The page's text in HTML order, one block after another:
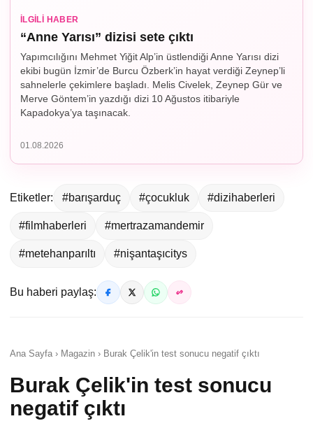
İLGILI HABER
“Anne Yarısı” dizisi sete çıktı
Yapımcılığını Mehmet Yiğit Alp’in üstlendiği Anne Yarısı dizi
ekibi bugün İzmir’de Burcu Özberk’in hayat verdiği Zeynep’li
sahnelerle çekimlere başladı. Melis Civelek, Zeynep Gür ve
Merve Göntem’in yazdığı dizi 10 Ağustos itibariyle
Kapadokya’ya taşınacak.
01.08.2026
Etiketler: #barışarduç #çocukluk #dizihaberleri
#filmhaberleri #mertrazamandemir
#metehanparıltı #nişantaşıcitys
Bu haberi paylaş:
Ana Sayfa › Magazin › Burak Çelik'in test sonucu negatif çıktı
Burak Çelik'in test sonucu
negatif çıktı